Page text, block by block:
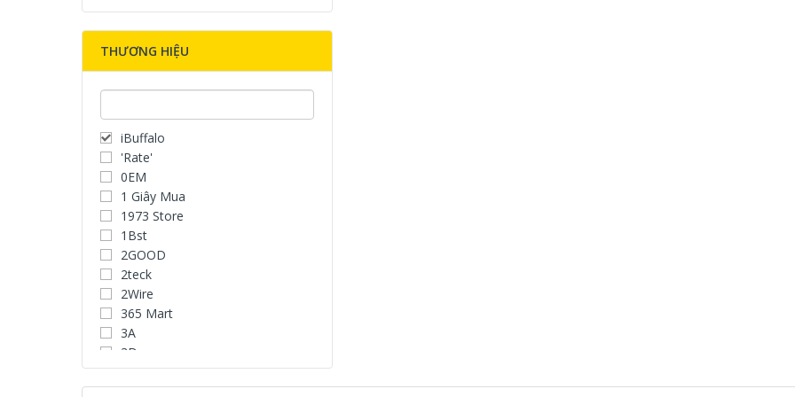
THƯƠNG HIỆU
iBuffalo
'Rate'
0EM
1 Giây Mua
1973 Store
1Bst
2GOOD
2teck
2Wire
365 Mart
3A
3D
3D Water Speaker
3Dconnexion